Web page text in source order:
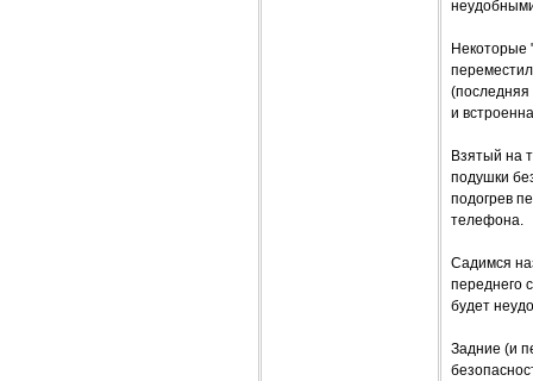
Некоторые
и
Взятый на
подушки
подогрев
телефона.
Садимся
переднего
будет
Задние (и